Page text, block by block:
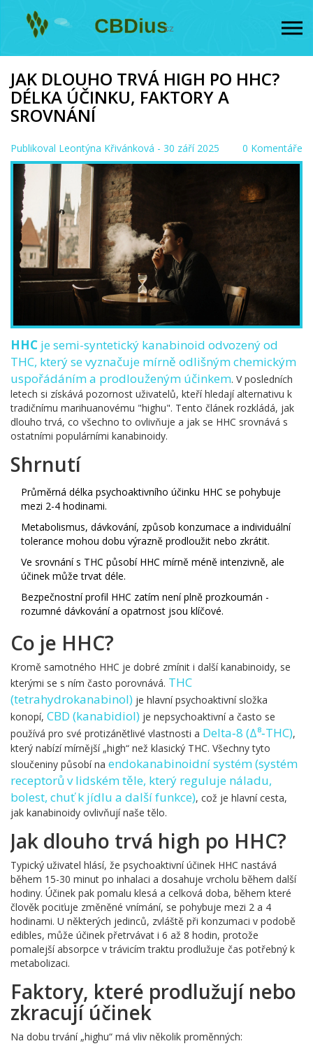
JAK DLOUHO TRVÁ HIGH PO HHC?
DÉLKA ÚČINKU, FAKTORY A
SROVNÁNÍ
Publikoval Leontýna Křivánková - 30 září 2025 0 Komentáře
HHC je semi-syntetický kanabinoid odvozený od
THC, který se vyznačuje mírně odlišným chemickým
uspořádáním a prodlouženým účinkem. V posledních
letech si získává pozornost uživatelů, kteří hledají alternativu k
tradičnímu marihuanovému "highu". Tento článek rozkládá, jak
dlouho trvá, co všechno to ovlivňuje a jak se HHC srovnává s
ostatními populárními kanabinoidy.
Shrnutí
Průměrná délka psychoaktivního účinku HHC se pohybuje
mezi 2-4 hodinami.
Metabolismus, dávkování, způsob konzumace a individuální
tolerance mohou dobu výrazně prodloužit nebo zkrátit.
Ve srovnání s THC působí HHC mírně méně intenzivně, ale
účinek může trvat déle.
Bezpečnostní profil HHC zatím není plně prozkoumán -
rozumné dávkování a opatrnost jsou klíčové.
Co je HHC?
Kromě samotného HHC je dobré zmínit i další kanabinoidy, se
kterými se s ním často porovnává. THC
(tetrahydrokanabinol) je hlavní psychoaktivní složka
konopí, CBD (kanabidiol) je nepsychoaktivní a často se
používá pro své protizánětlivé vlastnosti a Delta‑8 (Δ⁸‑THC),
který nabízí mírnější „high“ než klasický THC. Všechny tyto
sloučeniny působí na endokanabinoidní systém(systém
receptorů v lidském těle, který reguluje náladu,
bolest, chuť k jídlu a další funkce), což je hlavní cesta,
jak kanabinoidy ovlivňují naše tělo.
Jak dlouho trvá high po HHC?
Typický uživatel hlásí, že psychoaktivní účinek HHC nastává
během 15-30 minut po inhalaci a dosahuje vrcholu během další
hodiny. Účinek pak pomalu klesá a celková doba, během které
člověk pociťuje změněné vnímání, se pohybuje mezi 2 a 4
hodinami. U některých jedinců, zvláště při konzumaci v podobě
edibles, může účinek přetrvávat i 6 až 8 hodin, protože
pomalejší absorpce v trávicím traktu prodlužuje čas potřebný k
metabolizaci.
Faktory, které prodlužují nebo
zkracují účinek
Na dobu trvání „highu“ má vliv několik proměnných: